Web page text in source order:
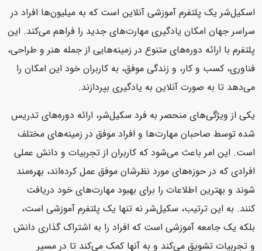
اسکیل‌شر یک پلتفرم آموزشی آنلاین است که به میلیون‌ها افراد در
سراسر جهان امکان یادگیری مهارت‌های جدید را فراهم می‌کند. این
پلتفرم با ارائه دوره‌های متنوع در زمینه‌هایی از جمله هنر و طراحی،
فناوری، کسب و کار، و زندگی موفق، به کاربران خود این امکان را
می‌دهد تا به صورت آنلاین به یادگیری بپردازند.
یکی از ویژگی‌های منحصر به فرد سکیل‌شر، ارائه دوره‌های تدریس
شده توسط صاحبان مهارت‌ها و افراد موفق در زمینه‌های مختلف
است. این امر باعث می‌شود که کاربران از تجربیات و دانش عملی
افرادی که در حوزه‌های مورد نظرشان موفق عمل کرده‌اند، بهره‌مند
شوند و بهترین اطلاعات را برای بهبود مهارت‌های خود دریافت
کنند. به این ترتیب، سکیل‌شر نه تنها یک پلتفرم آموزشی است،
بلکه یک جامعه آموزشی است که افراد را به اشتراک گذاری دانش
و تجربیات تشویق می‌کند و به آنها کمک می‌کند تا در مسیر